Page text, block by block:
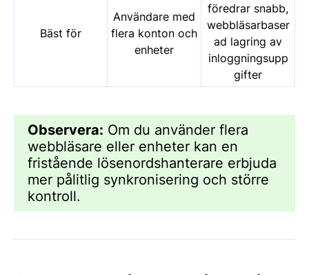
Bäst för
Användare med
flera konton och
enheter
föredrar snabb,
webbläsarbaser
ad lagring av
inloggningsupp
gifter
Observera: Om du använder flera
webbläsare eller enheter kan en
fristående lösenordshanterare erbjuda
mer pålitlig synkronisering och större
kontroll.